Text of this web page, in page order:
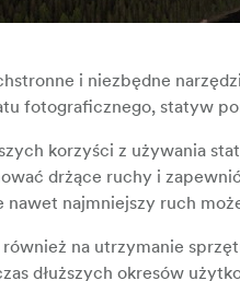
i niezbędne
fotograficznego, statyw
korzyści z używania
drżące ruchy i
nawet najmniejszy ruch
na utrzymanie
dłuższych okresów